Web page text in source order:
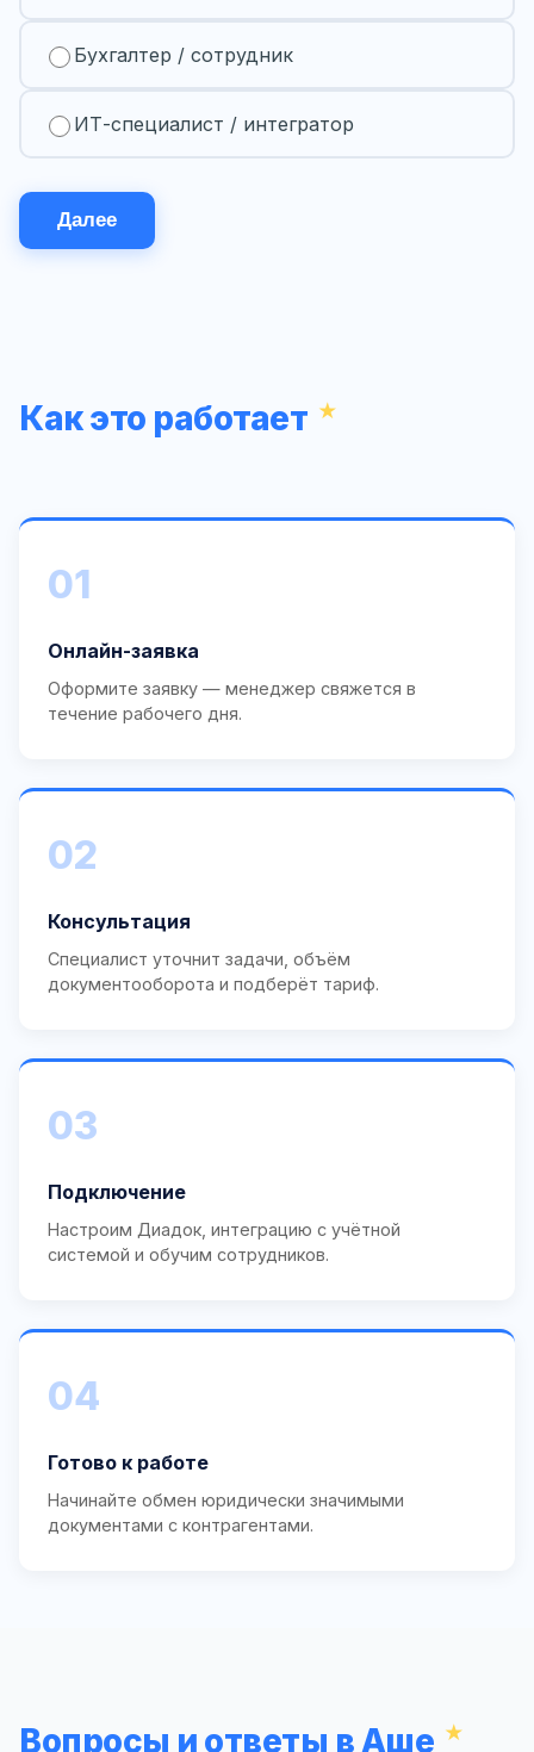
Бухгалтер / сотрудник
ИТ-специалист / интегратор
Далее
Как это работает
01
Онлайн-заявка
Оформите заявку — менеджер свяжется в
течение рабочего дня.
02
Консультация
Специалист уточнит задачи, объём
документооборота и подберёт тариф.
03
Подключение
Настроим Диадок, интеграцию с учётной
системой и обучим сотрудников.
04
Готово к работе
Начинайте обмен юридически значимыми
документами с контрагентами.
Вопросы и ответы в Аше